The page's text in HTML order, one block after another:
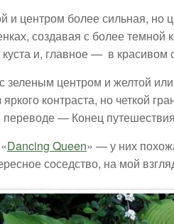
и центром более сильная, но
создавая с более
и, главное — в красивом
зеленым центром и желтой
яркого контраста, но четкой
— Конец
Dancing Queen» — у них
соседство, на мой